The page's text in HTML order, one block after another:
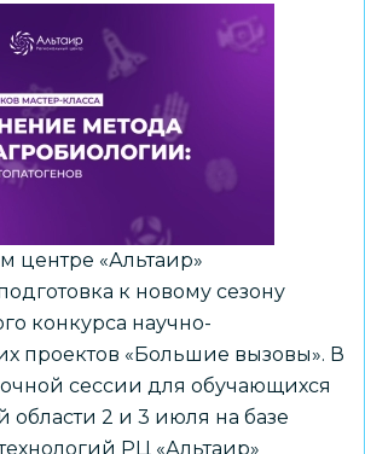
центре «Альтаир»
к новому сезону
конкурса научно-
проектов «Большие вызовы». В
сессии для обучающихся
области 2 и 3 июля на базе
РЦ «Альтаир»